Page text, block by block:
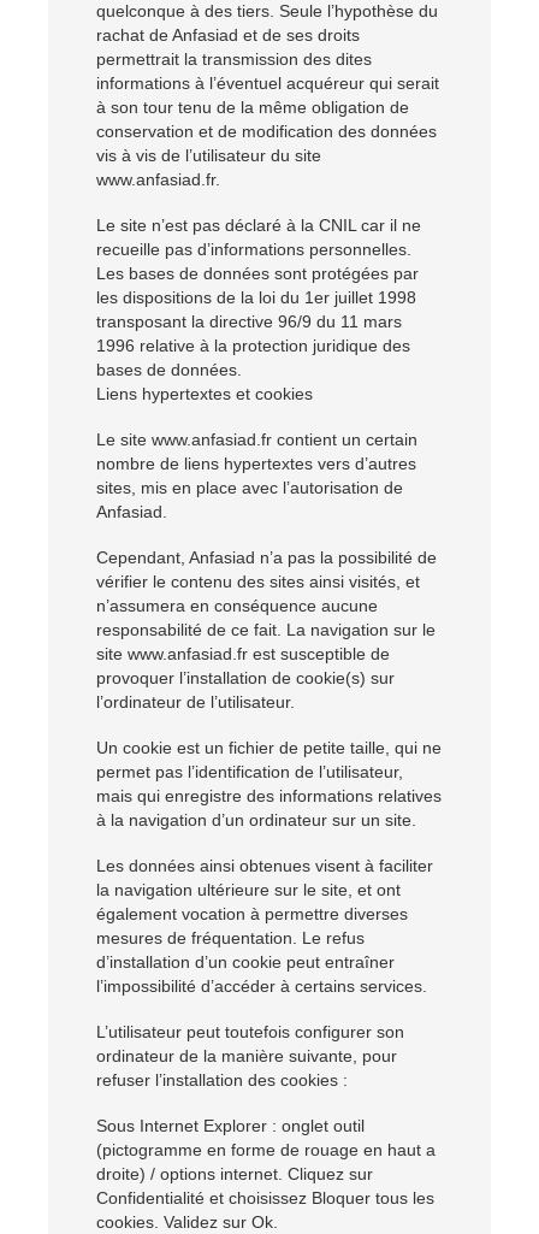
quelconque à des tiers. Seule l’hypothèse du
rachat de Anfasiad et de ses droits
permettrait la transmission des dites
informations à l’éventuel acquéreur qui serait
à son tour tenu de la même obligation de
conservation et de modification des données
vis à vis de l’utilisateur du site
www.anfasiad.fr.
Le site n’est pas déclaré à la CNIL car il ne
recueille pas d’informations personnelles.
Les bases de données sont protégées par
les dispositions de la loi du 1er juillet 1998
transposant la directive 96/9 du 11 mars
1996 relative à la protection juridique des
bases de données.
Liens hypertextes et cookies
Le site www.anfasiad.fr contient un certain
nombre de liens hypertextes vers d’autres
sites, mis en place avec l’autorisation de
Anfasiad.
Cependant, Anfasiad n’a pas la possibilité de
vérifier le contenu des sites ainsi visités, et
n’assumera en conséquence aucune
responsabilité de ce fait. La navigation sur le
site www.anfasiad.fr est susceptible de
provoquer l’installation de cookie(s) sur
l’ordinateur de l’utilisateur.
Un cookie est un fichier de petite taille, qui ne
permet pas l’identification de l’utilisateur,
mais qui enregistre des informations relatives
à la navigation d’un ordinateur sur un site.
Les données ainsi obtenues visent à faciliter
la navigation ultérieure sur le site, et ont
également vocation à permettre diverses
mesures de fréquentation. Le refus
d’installation d’un cookie peut entraîner
l’impossibilité d’accéder à certains services.
L’utilisateur peut toutefois configurer son
ordinateur de la manière suivante, pour
refuser l’installation des cookies :
Sous Internet Explorer : onglet outil
(pictogramme en forme de rouage en haut a
droite) / options internet. Cliquez sur
Confidentialité et choisissez Bloquer tous les
cookies. Validez sur Ok.